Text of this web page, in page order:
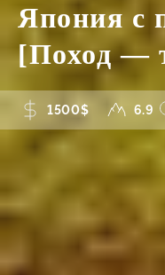
Япония с
[Поход —
1500$ 6.9